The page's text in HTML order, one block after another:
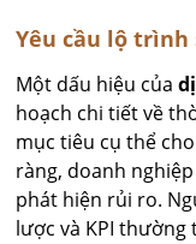
Yêu cầu lộ trình
Một dấu hiệu của
hoạch chi tiết về
mục tiêu cụ thể
ràng, doanh
phát hiện rủi ro.
lược và KPI thường